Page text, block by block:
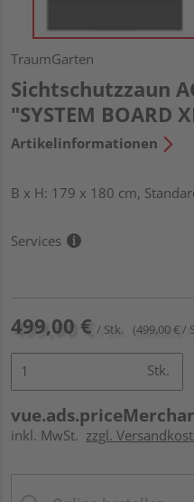
TraumGarten
Sichtschutzzaun
"SYSTEM BOARD
Artikelinformationen
B x H: 179 x 180 cm,
Services
499,00 € / Stk. (499,00 € /
Stk.
inkl. MwSt. zzgl.